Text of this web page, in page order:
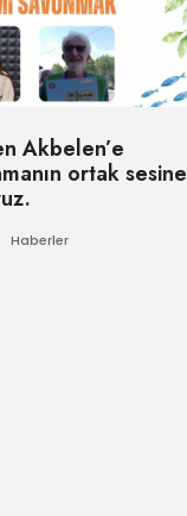
Akbelen’e
ortak sesine
Haberler